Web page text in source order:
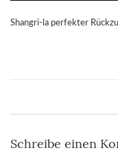
Shangri-la perfekter
Schreibe einen